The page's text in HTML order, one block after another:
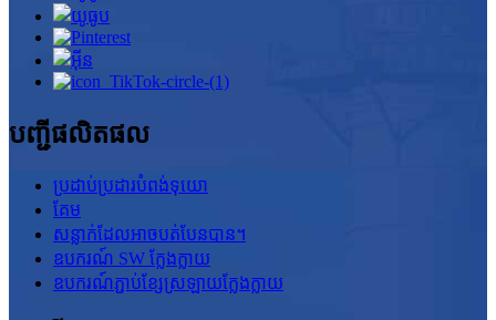
បញ្ជីផលិតផល
ប្រដាប់ប្រដារបំពង់ទុយោ
គែម
សន្លាក់ដែលអាចបត់បែនបាន។
ឧបករណ៍ SW ក្លែងក្លាយ
ឧបករណ៍ភ្ជាប់ខ្សែស្រឡាយក្លែងក្លាយ